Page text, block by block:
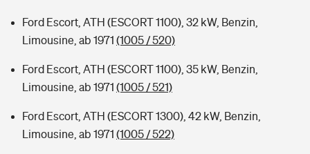
Ford Escort, ATH (ESCORT 1100), 32 kW, Benzin,
Limousine, ab 1971 (1005 / 520)
Ford Escort, ATH (ESCORT 1100), 35 kW, Benzin,
Limousine, ab 1971 (1005 / 521)
Ford Escort, ATH (ESCORT 1300), 42 kW, Benzin,
Limousine, ab 1971 (1005 / 522)